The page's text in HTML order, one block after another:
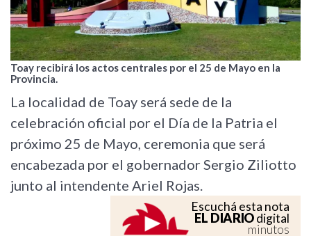
Toay recibirá los actos centrales por el 25 de Mayo en la
Provincia.
La localidad de Toay será sede de la
celebración oficial por el Día de la Patria el
próximo 25 de Mayo, ceremonia que será
encabezada por el gobernador Sergio Ziliotto
junto al intendente Ariel Rojas.
Escuchá esta nota
EL DIARIOdigital
minutos